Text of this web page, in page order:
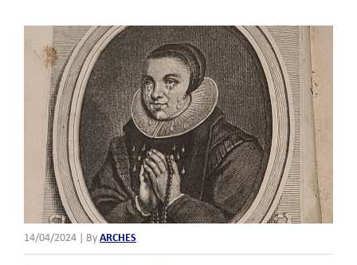
14/04/2024 | By ARCHES